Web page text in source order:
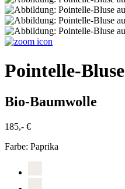
Pointelle-Bluse
Bio-Baumwolle
185,- €
Farbe: Paprika